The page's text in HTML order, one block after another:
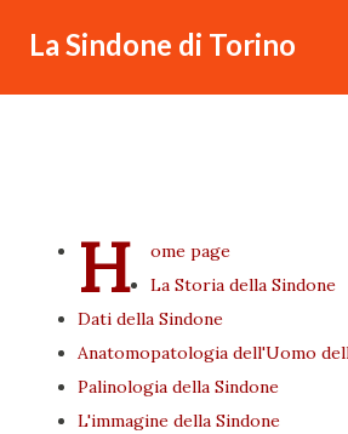
La Sindone di Torino
H
ome page
La Storia della Sindone
Dati della Sindone
Anatomopatologia dell'Uomo
Palinologia della Sindone
L'immagine della Sindone